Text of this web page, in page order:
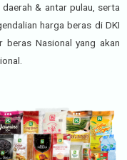
& antar pulau, serta
harga beras di DKI
Nasional yang akan